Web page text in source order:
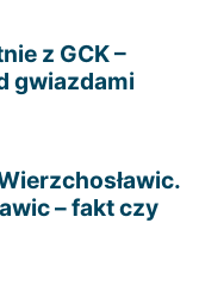
z GCK –
gwiazdami
– fakt czy